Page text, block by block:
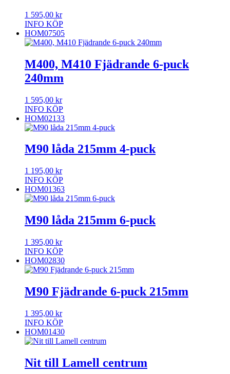
1 595,00 kr
INFO KÖP
HOM07505
M400, M410 Fjädrande 6-puck
240mm
1 595,00 kr
INFO KÖP
HOM02133
M90 låda 215mm 4-puck
1 195,00 kr
INFO KÖP
HOM01363
M90 låda 215mm 6-puck
1 395,00 kr
INFO KÖP
HOM02830
M90 Fjädrande 6-puck 215mm
1 395,00 kr
INFO KÖP
HOM01430
Nit till Lamell centrum